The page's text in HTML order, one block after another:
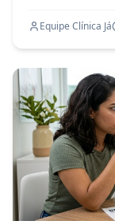
Equipe Clínica Já